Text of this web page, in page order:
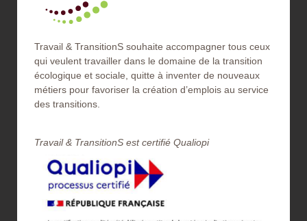
Travail & TransitionS souhaite accompagner tous ceux
qui veulent travailler dans le domaine de la transition
écologique et sociale, quitte à inventer de nouveaux
métiers pour favoriser la création d’emplois au service
des transitions.
Travail & TransitionS est certifié Qualiopi​